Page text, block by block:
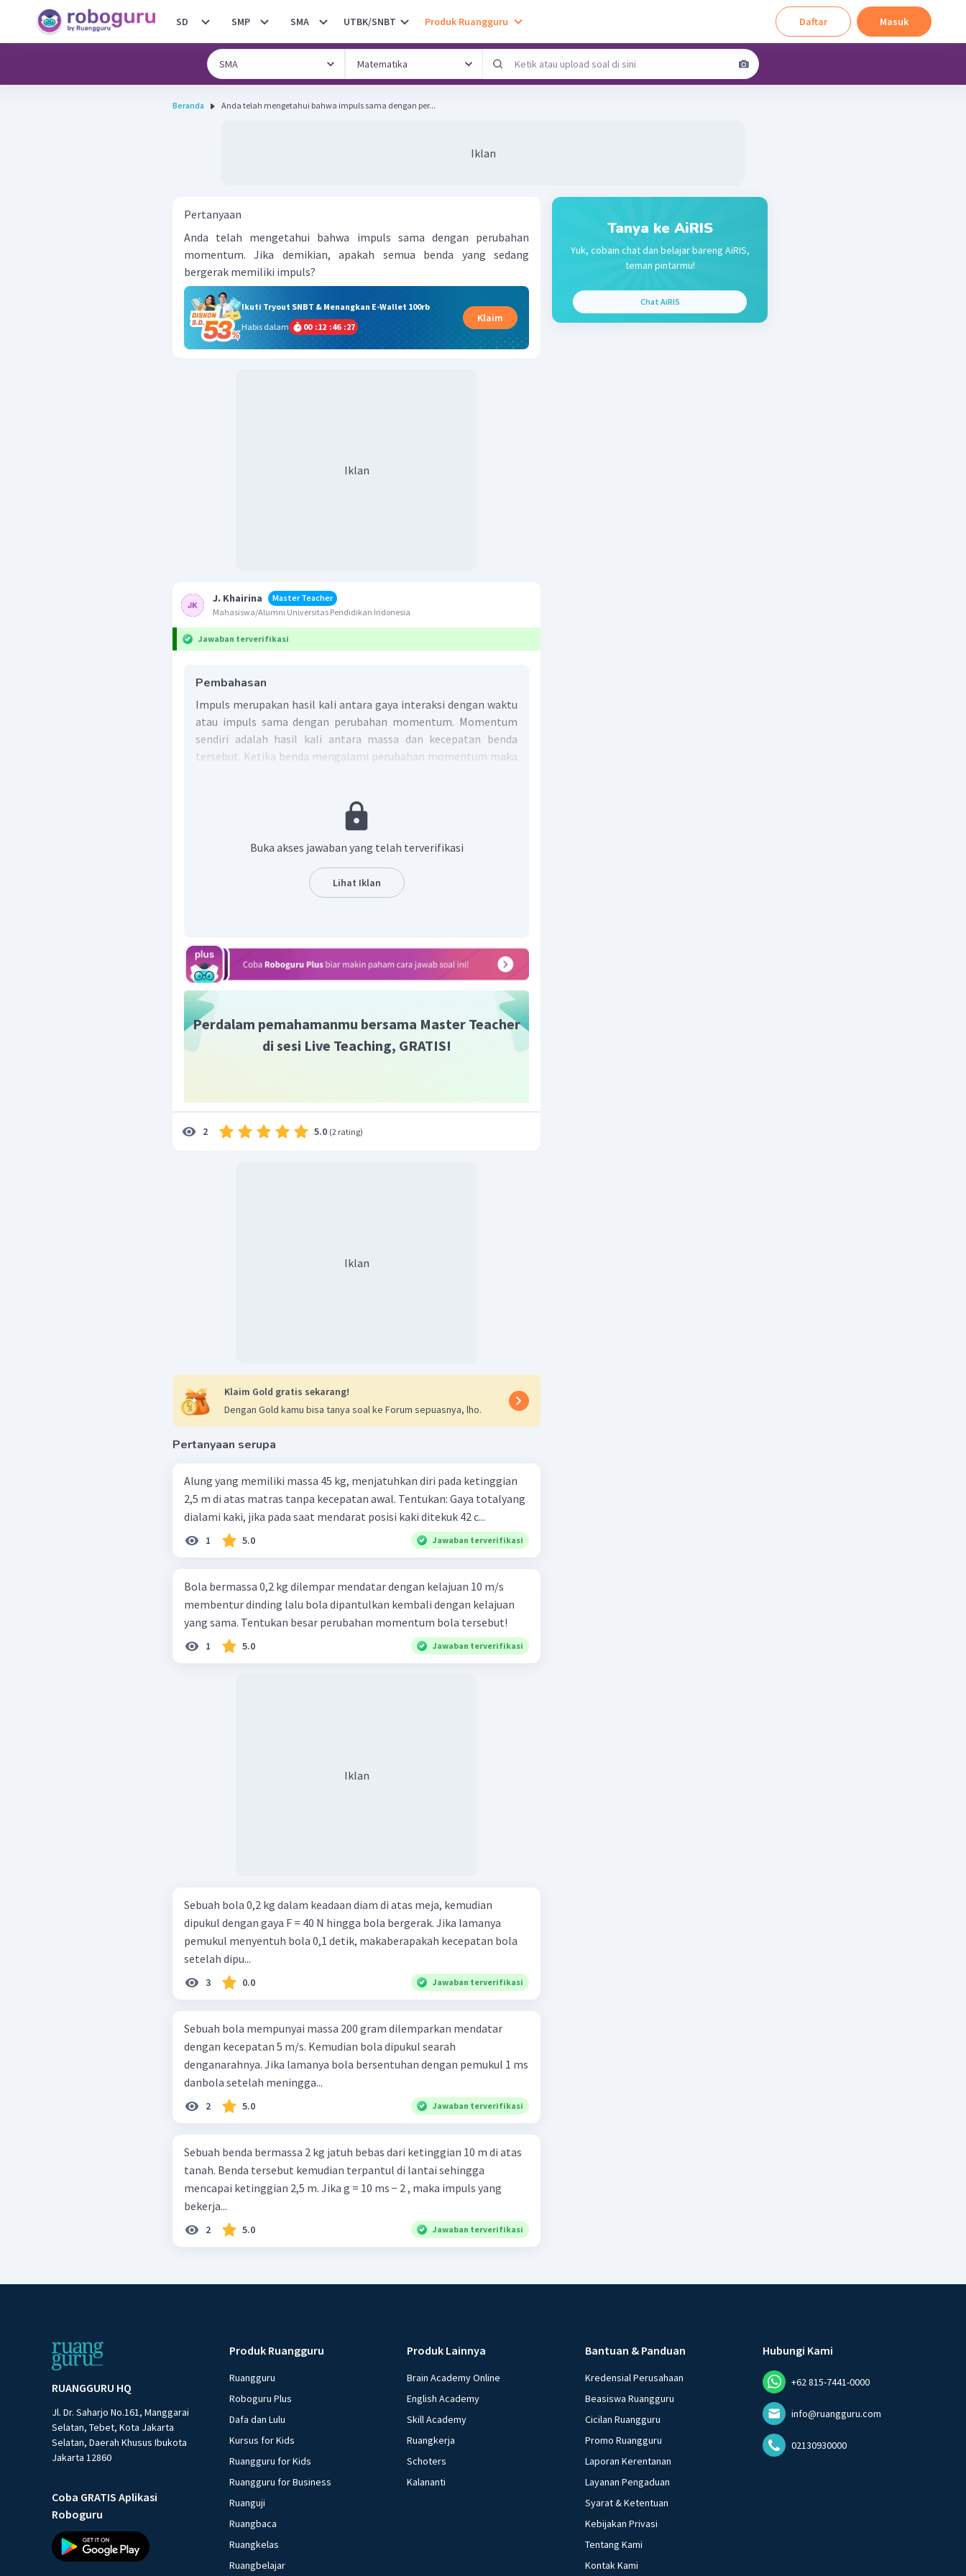
SD SMP SMA UTBK/SNBT Produk Ruangguru Daftar Masuk
Beranda Anda telah mengetahui bahwa impuls sama dengan per...
Iklan
Pertanyaan
Anda telah mengetahui bahwa impuls sama dengan perubahan
momentum. Jika demikian, apakah semua benda yang sedang
bergerak memiliki impuls?
Ikuti Tryout SNBT & Menangkan E-Wallet 100rb
Habis dalam
00 :12 :46 :27
Klaim
Iklan
J. Khairina
Master Teacher
Mahasiswa/Alumni Universitas Pendidikan Indonesia
Jawaban terverifikasi
Pembahasan
Impuls merupakan hasil kali antara gaya interaksi dengan waktu
atau impuls sama dengan perubahan momentum. Momentum
sendiri adalah hasil kali antara massa dan kecepatan benda
tersebut. Ketika benda mengalami perubahan momentum maka
perubahan momentum karena saat benda melakukan gerak
lurus beraturan tidak terjadi perubahan kecepatan. Sehingga
tidak semua benda bergerak mengalami impuls.
Buka akses jawaban yang telah terverifikasi
Lihat Iklan
Perdalam pemahamanmu bersama Master Teacher
di sesi Live Teaching, GRATIS!
2 5.0 (2 rating)
Iklan
Klaim Gold gratis sekarang!
Dengan Gold kamu bisa tanya soal ke Forum sepuasnya, lho.
Pertanyaan serupa
Alung yang memiliki massa 45 kg, menjatuhkan diri pada ketinggian
2,5 m di atas matras tanpa kecepatan awal. Tentukan: Gaya totalyang
dialami kaki, jika pada saat mendarat posisi kaki ditekuk 42 c...
1 5.0 Jawaban terverifikasi
Bola bermassa 0,2 kg dilempar mendatar dengan kelajuan 10 m/s
membentur dinding lalu bola dipantulkan kembali dengan kelajuan
yang sama. Tentukan besar perubahan momentum bola tersebut!
1 5.0 Jawaban terverifikasi
Iklan
Sebuah bola 0,2 kg dalam keadaan diam di atas meja, kemudian
dipukul dengan gaya F = 40 N hingga bola bergerak. Jika lamanya
pemukul menyentuh bola 0,1 detik, makaberapakah kecepatan bola
setelah dipu...
3 0.0 Jawaban terverifikasi
Sebuah bola mempunyai massa 200 gram dilemparkan mendatar
dengan kecepatan 5 m/s. Kemudian bola dipukul searah
denganarahnya. Jika lamanya bola bersentuhan dengan pemukul 1 ms
danbola setelah meningga...
2 5.0 Jawaban terverifikasi
Sebuah benda bermassa 2 kg jatuh bebas dari ketinggian 10 m di atas
tanah. Benda tersebut kemudian terpantul di lantai sehingga
mencapai ketinggian 2,5 m. Jika g = 10 ms − 2 , maka impuls yang
bekerja...
2 5.0 Jawaban terverifikasi
Tanya ke AiRIS
Yuk, cobain chat dan belajar bareng AiRIS,
teman pintarmu!
Chat AiRIS
RUANGGURU HQ
Jl. Dr. Saharjo No.161, Manggarai
Selatan, Tebet, Kota Jakarta
Selatan, Daerah Khusus Ibukota
Jakarta 12860
Coba GRATIS Aplikasi
Roboguru
Produk Ruangguru
Ruangguru
Roboguru Plus
Dafa dan Lulu
Kursus for Kids
Ruangguru for Kids
Ruangguru for Business
Ruanguji
Ruangbaca
Ruangkelas
Ruangbelajar
Produk Lainnya
Brain Academy Online
English Academy
Skill Academy
Ruangkerja
Schoters
Kalananti
Bantuan & Panduan
Kredensial Perusahaan
Beasiswa Ruangguru
Cicilan Ruangguru
Promo Ruangguru
Laporan Kerentanan
Layanan Pengaduan
Syarat & Ketentuan
Kebijakan Privasi
Tentang Kami
Kontak Kami
Hubungi Kami
+62 815-7441-0000
info@ruangguru.com
02130930000